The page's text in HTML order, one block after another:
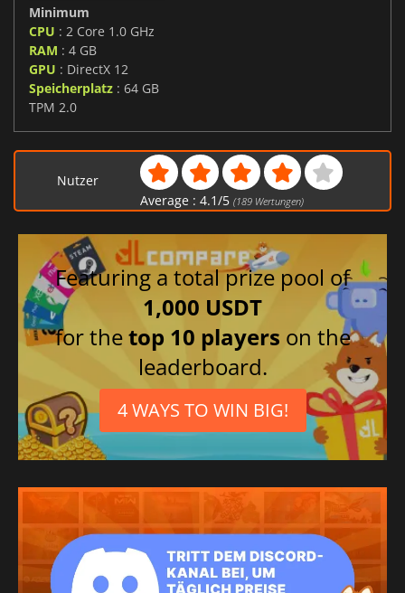
Minimum
CPU : 2 Core 1.0 GHz
RAM : 4 GB
GPU : DirectX 12
Speicherplatz : 64 GB
TPM 2.0
Nutzer
Average : 4.1/5 (189Wertungen)
Featuring a total prize pool of
1,000 USDT
for thetop 10 players on the
leaderboard.
4 WAYS TO WIN BIG!